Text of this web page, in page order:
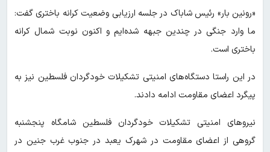
«رونین بار» رئیس شاباک در جلسه ارزیابی وضعیت کرانه باختری گفت:
ما وارد جنگی در چندین جبهه شده‌ایم و اکنون نوبت شمال کرانه
باختری است.
در این راستا دستگاه‌های امنیتی تشکیلات خودگردان فلسطین نیز به
پیگرد اعضای مقاومت ادامه دادند.
نیروهای امنیتی تشکیلات خودگردان فلسطین شامگاه پنجشنبه
گروهی از اعضای مقاومت در شهرک یعبد در جنوب غرب جنین در